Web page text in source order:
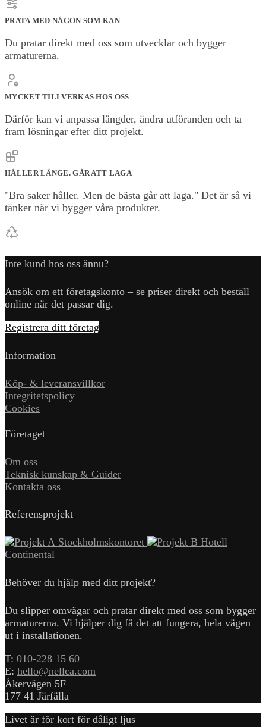
PRATA MED NÅGON SOM KAN
Du pratar direkt med oss som utvecklar och bygger
armaturerna.
MYCKET TILLVERKAS HOS OSS
Därför kan vi anpassa längder, ändra utföranden och ta
fram lösningar efter ditt projekt.
HÅLLER LÄNGE. GÅR ATT LAGA
"Bra saker håller. Men de bästa går att laga." Det är så vi
tänker när vi bygger våra produkter.
Inte kund hos oss ännu?
Ansök om ett företagskonto – se priser direkt och beställ
online när det passar dig.
Registrera ditt företag
Information
Köp- & leveransvillkor
Integritetspolicy
Cookies
Företaget
Om oss
Teknisk kunskap & Guider
Kontakta oss
Referensprojekt
Stockholmskontoret
Hotell
Continental
Behöver du hjälp med ditt projekt?
Du slipper omvägar och pratar direkt med oss som bygger
armaturerna. Vi hjälper dig få det att fungera, hela vägen
ut i installationen.
T: 010-228 15 60
E: hello@nellca.com
Åkervägen 5F
177 41 Järfälla
Livet är för kort för dåligt ljus